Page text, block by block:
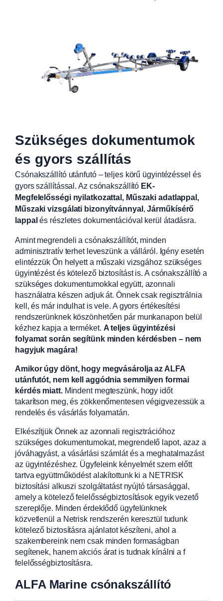
Szükséges dokumentumok
és gyors szállítás
Csónakszállító utánfutó – teljes körű ügyintézéssel és
gyors szállítással. Az csónakszállító EK-
Megfelelősségi nyilatkozattal, Műszaki adatlappal,
Műszaki vizsgálati bizonyítvánnyal ,Járműkísérő
lappal és részletes dokumentációval kerül átadásra.
Amint megrendeli a csónakszállítót, minden
adminisztratív terhet leveszünk a válláról. Igény esetén
elintézzük Ön helyett a műszaki vizsgához szükséges
ügyintézést és kötelező biztosítást is. A csónakszállító a
szükséges dokumentumokkal együtt, azonnali
használatra készen adjuk át. Önnek csak regisztrálnia
kell, és már indulhat is vele. A gyors értékesítési
rendszerünknek köszönhetően pár munkanapon belül
kézhez kapja a terméket. A teljes ügyintézési
folyamat során segítünk minden kérdésben – nem
hagyjuk magára!
Amikor úgy dönt, hogy megvásárolja az ALFA
utánfutót, nem kell aggódnia semmilyen formai
kérdés miatt. Mindent megteszünk, hogy időt
takarítson meg, és zökkenőmentesen végigvezessük a
rendelés és vásárlás folyamatán.
Elkészítjük Önnek az azonnali regisztrációhoz
szükséges dokumentumokat, megrendelő lapot, azaz a
jóváhagyást, a vásárlási számlát és a meghatalmazást
az ügyintézéshez. Ügyfeleink kényelmét szem előtt
tartva együttműködést alakítottunk ki a NETRISK
biztosítási alkuszi szolgáltatást nyújtó társasággal,
amely a kötelező felelősségbiztosítások egyik vezető
szereplője. Minden érdeklődő ügyfelünknek
közvetlenül a Netrisk rendszerén keresztül tudunk
kötelező biztosításra ajánlatot készíteni, ahol a
szakembereink nem csak minden formaságban
segítenek, hanem akciós árat is tudnak kínálni a f
felelősségbiztosításra.
ALFA Marine csónakszállító